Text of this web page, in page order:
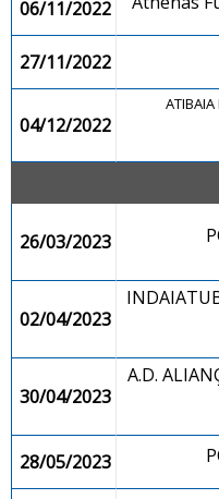
06/11/2022
27/11/2022
04/12/2022
ATIBAIA
26/03/2023
02/04/2023
30/04/2023
A.D.
28/05/2023